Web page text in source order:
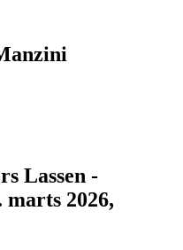
Lassen -
2026,